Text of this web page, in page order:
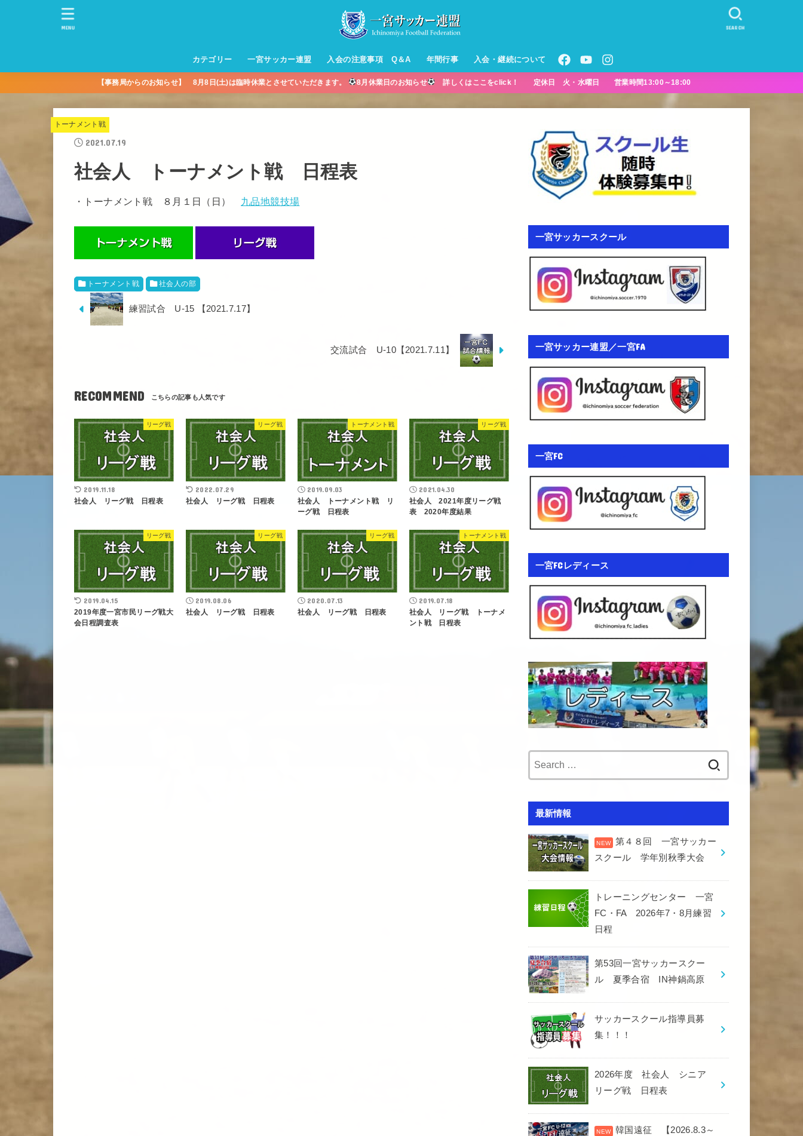
カテゴリー
一宮サッカースクール【小学生】
トレーニングセンター【小学生】
一宮FA
一宮FC
一宮ＦＣレディース
一宮サッカースクール【中学生】
中学生練習
一宮ＦＣＪＹ【中学生男子】
一宮ＦＣＪYレディース【中学生
女子】
幼児トレセン【年長・年中・年
少】
パパさんママさん
親子の部
社会人の部
コルボス 【シニア】
フットサル
コルボスリーグ
グレイセス
一宮サッカー連盟 入会の注意事項 Q＆A 年間行事 入会・継続について
SEARCH
MENU
【事務局からのお知らせ】 8月8日(土)は臨時休業とさせていただきます。 8月休業日のお知らせ 詳しくはここをclick！ 定休日 火・水曜日 営業時間13:00～18:00
トーナメント戦
2021.07.19
社会人 トーナメント戦 日程表
・トーナメント戦 ８月１日（日） 九品地競技場
トーナメント戦 社会人の部
練習試合 U-15 【2021.7.17】
交流試合 U-10【2021.7.11】
RECOMMEND
リーグ戦
2019.11.18
社会人 リーグ戦 日程表
リーグ戦
2022.07.29
社会人 リーグ戦 日程表
トーナメント戦
2019.09.03
社会人 トーナメント戦 リ
ーグ戦 日程表
リーグ戦
2021.04.30
社会人 2021年度リーグ戦
表 2020年度結果
リーグ戦
2019.04.15
2019年度一宮市民リーグ戦大
会日程調査表
リーグ戦
2019.08.06
社会人 リーグ戦 日程表
リーグ戦
2020.07.13
社会人 リーグ戦 日程表
トーナメント戦
2019.07.18
社会人 リーグ戦 トーナメ
ント戦 日程表
一宮サッカースクール
一宮サッカー連盟／一宮FA
一宮FC
一宮FCレディース
最新情報
第４８回 一宮サッカー
スクール 学年別秋季大会
トレーニングセンター 一宮
FC・FA 2026年7・8月練習
日程
第53回一宮サッカースクー
ル 夏季合宿 IN神鍋高原
サッカースクール指導員募
集！！！
2026年度 社会人 シニア
リーグ戦 日程表
韓国遠征 【2026.8.3～